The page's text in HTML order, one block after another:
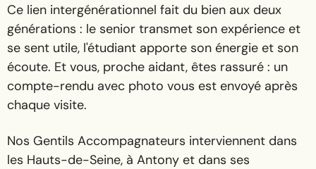
Ce lien intergénérationnel fait du bien aux deux
générations : le senior transmet son expérience et
se sent utile, l'étudiant apporte son énergie et son
écoute. Et vous, proche aidant, êtes rassuré : un
compte-rendu avec photo vous est envoyé après
chaque visite.
Nos Gentils Accompagnateurs interviennent dans
les Hauts-de-Seine, à Antony et dans ses